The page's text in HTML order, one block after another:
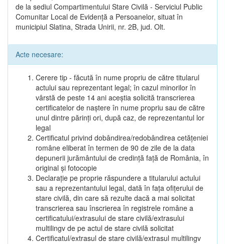
de la sediul Compartimentului Stare Civilă - Serviciul Public
Comunitar Local de Evidență a Persoanelor, situat în
municipiul Slatina, Strada Unirii, nr. 2B, jud. Olt.
Acte necesare:
Cerere tip - făcută în nume propriu de către titularul
actului sau reprezentant legal; în cazul minorilor în
vârstă de peste 14 ani aceștia solicită transcrierea
certificatelor de naștere în nume propriu sau de către
unul dintre părinți ori, după caz, de reprezentantul lor
legal
Certificatul privind dobândirea/redobândirea cetățeniei
române eliberat în termen de 90 de zile de la data
depunerii jurământului de credință față de România, în
original și fotocopie
Declarație pe proprie răspundere a titularului actului
sau a reprezentantului legal, dată în fața ofițerului de
stare civilă, din care să rezulte dacă a mai solicitat
transcrierea sau înscrierea în registrele române a
certificatului/extrasului de stare civilă/extrasului
multilingv de pe actul de stare civilă solicitat
Certificatul/extrasul de stare civilă/extrasul multilingv